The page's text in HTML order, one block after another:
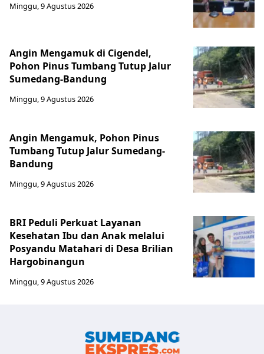
Minggu, 9 Agustus 2026
Angin Mengamuk di Cigendel,
Pohon Pinus Tumbang Tutup Jalur
Sumedang-Bandung
Minggu, 9 Agustus 2026
Angin Mengamuk, Pohon Pinus
Tumbang Tutup Jalur Sumedang-
Bandung
Minggu, 9 Agustus 2026
BRI Peduli Perkuat Layanan
Kesehatan Ibu dan Anak melalui
Posyandu Matahari di Desa Brilian
Hargobinangun
Minggu, 9 Agustus 2026